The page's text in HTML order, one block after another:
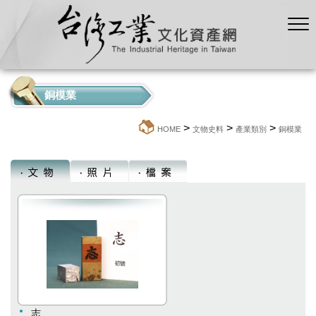
銅模業
HOME > 文物史料 > 產業類別 > 銅模業
志